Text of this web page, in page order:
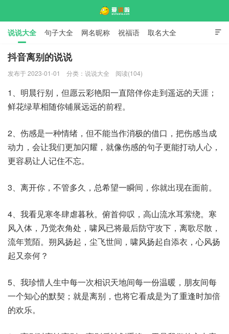

说说大全 句子大全 网名昵称 祝福语 取名大全
标语口号 签名大全
抖音离别的说说
发布于 2023-01-01 分类： 说说大全 阅读(104)
1、明晨行别，但愿云彩艳阳一直陪伴你走到遥远的天涯；
鲜花绿草相随你铺展远远的前程。
2、伤感是一种情绪，但不能当作消极的借口，把伤感当成
动力，会让我们更加闪耀，就像伤感的句子更能打动人心，
更容易让人记住不忘。
3、离开你，不管多久，总希望一瞬间，你就出现在面前。
4、我看见寒冬肆虐暮秋。俯首仰叹，高山流水耳萦绕。寒
风入体，乃觉衣角处，啸风已将最后防守攻下，离歌尽散，
流年荒陌。朔风扬起，尘飞世间，啸风扬起自添衣，心风扬
起又奈何？
5、我珍惜人生中每一次相识天地间每一份温暖，朋友间每
一个知心的默契；就是离别，也将它看成是为了重逢时加倍
的欢乐。